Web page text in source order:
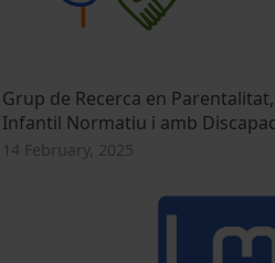
Grup de Recerca en
Infantil Normatiu i amb
14 February, 2025